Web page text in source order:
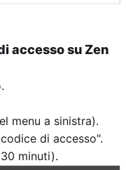
accesso su Zen
menu a sinistra).
di accesso".
minuti).